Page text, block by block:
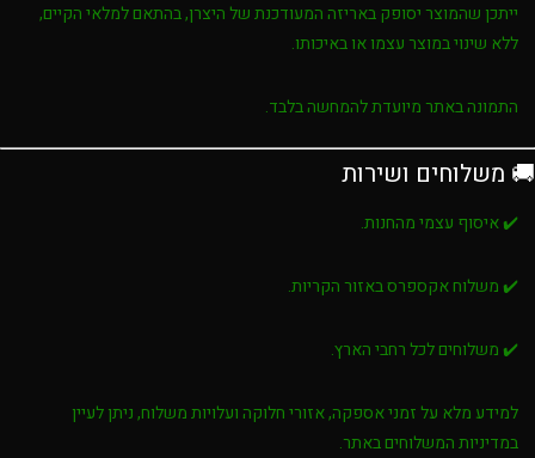
ייתכן שהמוצר יסופק באריזה המעודכנת של היצרן, בהתאם למלאי הקיים,
ללא שינוי במוצר עצמו או באיכותו.
התמונה באתר מיועדת להמחשה בלבד.
🚚 משלוחים ושירות
✔️ איסוף עצמי מהחנות.
✔️ משלוח אקספרס באזור הקריות.
✔️ משלוחים לכל רחבי הארץ.
למידע מלא על זמני אספקה, אזורי חלוקה ועלויות משלוח, ניתן לעיין
במדיניות המשלוחים באתר.